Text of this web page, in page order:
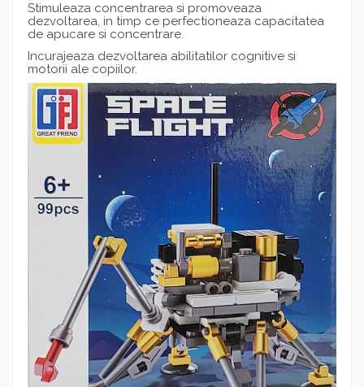
Stimuleaza concentrarea si promoveaza
dezvoltarea, in timp ce perfectioneaza capacitatea
de apucare si concentrare.
Incurajeaza dezvoltarea abilitatilor cognitive si
motorii ale copiilor.